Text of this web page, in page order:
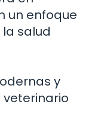
un enfoque
salud
y